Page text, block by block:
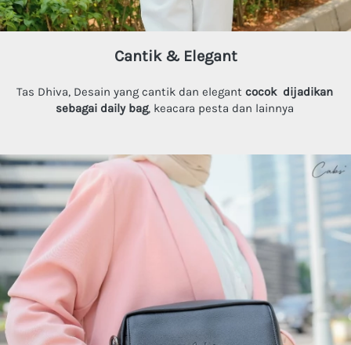
Cantik & Elegant
Tas Dhiva, Desain yang cantik dan elegant cocok  dijadikan
sebagai daily bag, keacara pesta dan lainnya